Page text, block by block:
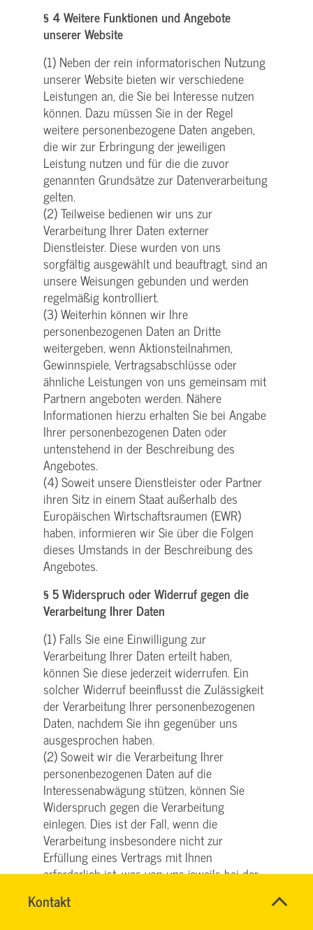
Kontakt
SVG
Name*
§ 4 Weitere Funktionen und Angebote
unserer Website
(1) Neben der rein informatorischen Nutzung
unserer Website bieten wir verschiedene
Leistungen an, die Sie bei Interesse nutzen
können. Dazu müssen Sie in der Regel
weitere personenbezogene Daten angeben,
die wir zur Erbringung der jeweiligen
Leistung nutzen und für die die zuvor
genannten Grundsätze zur Datenverarbeitung
gelten.
(2) Teilweise bedienen wir uns zur
Verarbeitung Ihrer Daten externer
Dienstleister. Diese wurden von uns
sorgfältig ausgewählt und beauftragt, sind an
unsere Weisungen gebunden und werden
regelmäßig kontrolliert.
(3) Weiterhin können wir Ihre
personenbezogenen Daten an Dritte
weitergeben, wenn Aktionsteilnahmen,
Gewinnspiele, Vertragsabschlüsse oder
ähnliche Leistungen von uns gemeinsam mit
Partnern angeboten werden. Nähere
Informationen hierzu erhalten Sie bei Angabe
Ihrer personenbezogenen Daten oder
untenstehend in der Beschreibung des
Angebotes.
(4) Soweit unsere Dienstleister oder Partner
ihren Sitz in einem Staat außerhalb des
Europäischen Wirtschaftsraumen (EWR)
haben, informieren wir Sie über die Folgen
dieses Umstands in der Beschreibung des
Angebotes.
§ 5 Widerspruch oder Widerruf gegen die
Verarbeitung Ihrer Daten
(1) Falls Sie eine Einwilligung zur
Verarbeitung Ihrer Daten erteilt haben,
können Sie diese jederzeit widerrufen. Ein
solcher Widerruf beeinflusst die Zulässigkeit
der Verarbeitung Ihrer personenbezogenen
Daten, nachdem Sie ihn gegenüber uns
ausgesprochen haben.
(2) Soweit wir die Verarbeitung Ihrer
personenbezogenen Daten auf die
Interessenabwägung stützen, können Sie
Widerspruch gegen die Verarbeitung
einlegen. Dies ist der Fall, wenn die
Verarbeitung insbesondere nicht zur
Erfüllung eines Vertrags mit Ihnen
erforderlich ist, was von uns jeweils bei der
dargestellt wird. Bei Ausübung eines solchen